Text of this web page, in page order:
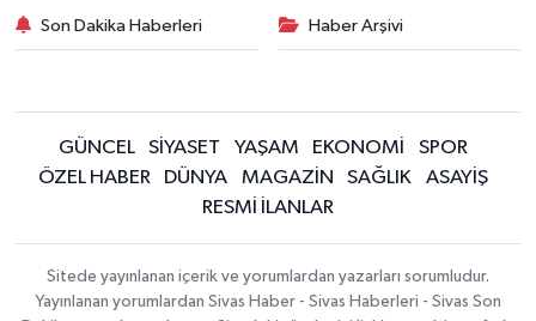
Son Dakika Haberleri Haber Arşivi
GÜNCEL SİYASET YAŞAM EKONOMİ
SPOR
ÖZEL HABER
DÜNYA MAGAZİN SAĞLIK
ASAYİŞ
RESMİ İLANLAR
Sitede yayınlanan içerik ve yorumlardan yazarları sorumludur.
Yayınlanan yorumlardan Sivas Haber - Sivas Haberleri - Sivas Son